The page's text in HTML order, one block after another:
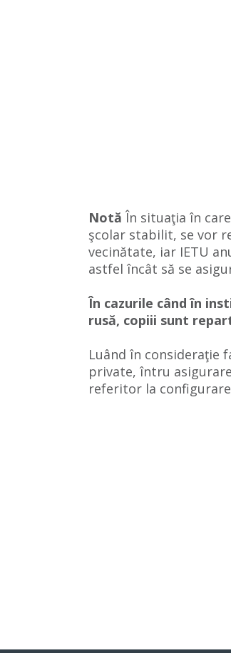
Notă În situaţia în
şcolar stabilit, se vor
vecinătate, iar IETU
astfel încât să se
În cazurile când în
rusă, copiii sunt
Luând în consideraţie
private, întru
referitor la